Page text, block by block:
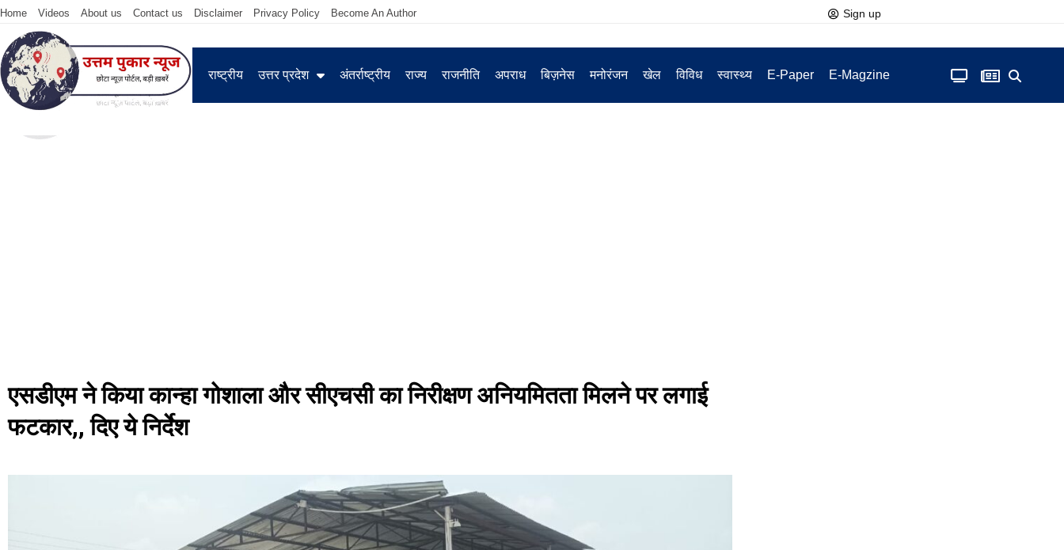
Home Videos About us Contact us Disclaimer Privacy Policy Become An Author Sign up
राष्ट्रीय उत्तर प्रदेश अंतर्राष्ट्रीय राज्य राजनीति अपराध बिज़नेस मनोरंजन खेल विविध स्वास्थ्य E-Paper E-Magzine
एसडीएम ने किया कान्हा गोशाला और सीएचसी का निरीक्षण अनियमितता मिलने पर लगाई
फटकार,, दिए ये निर्देश